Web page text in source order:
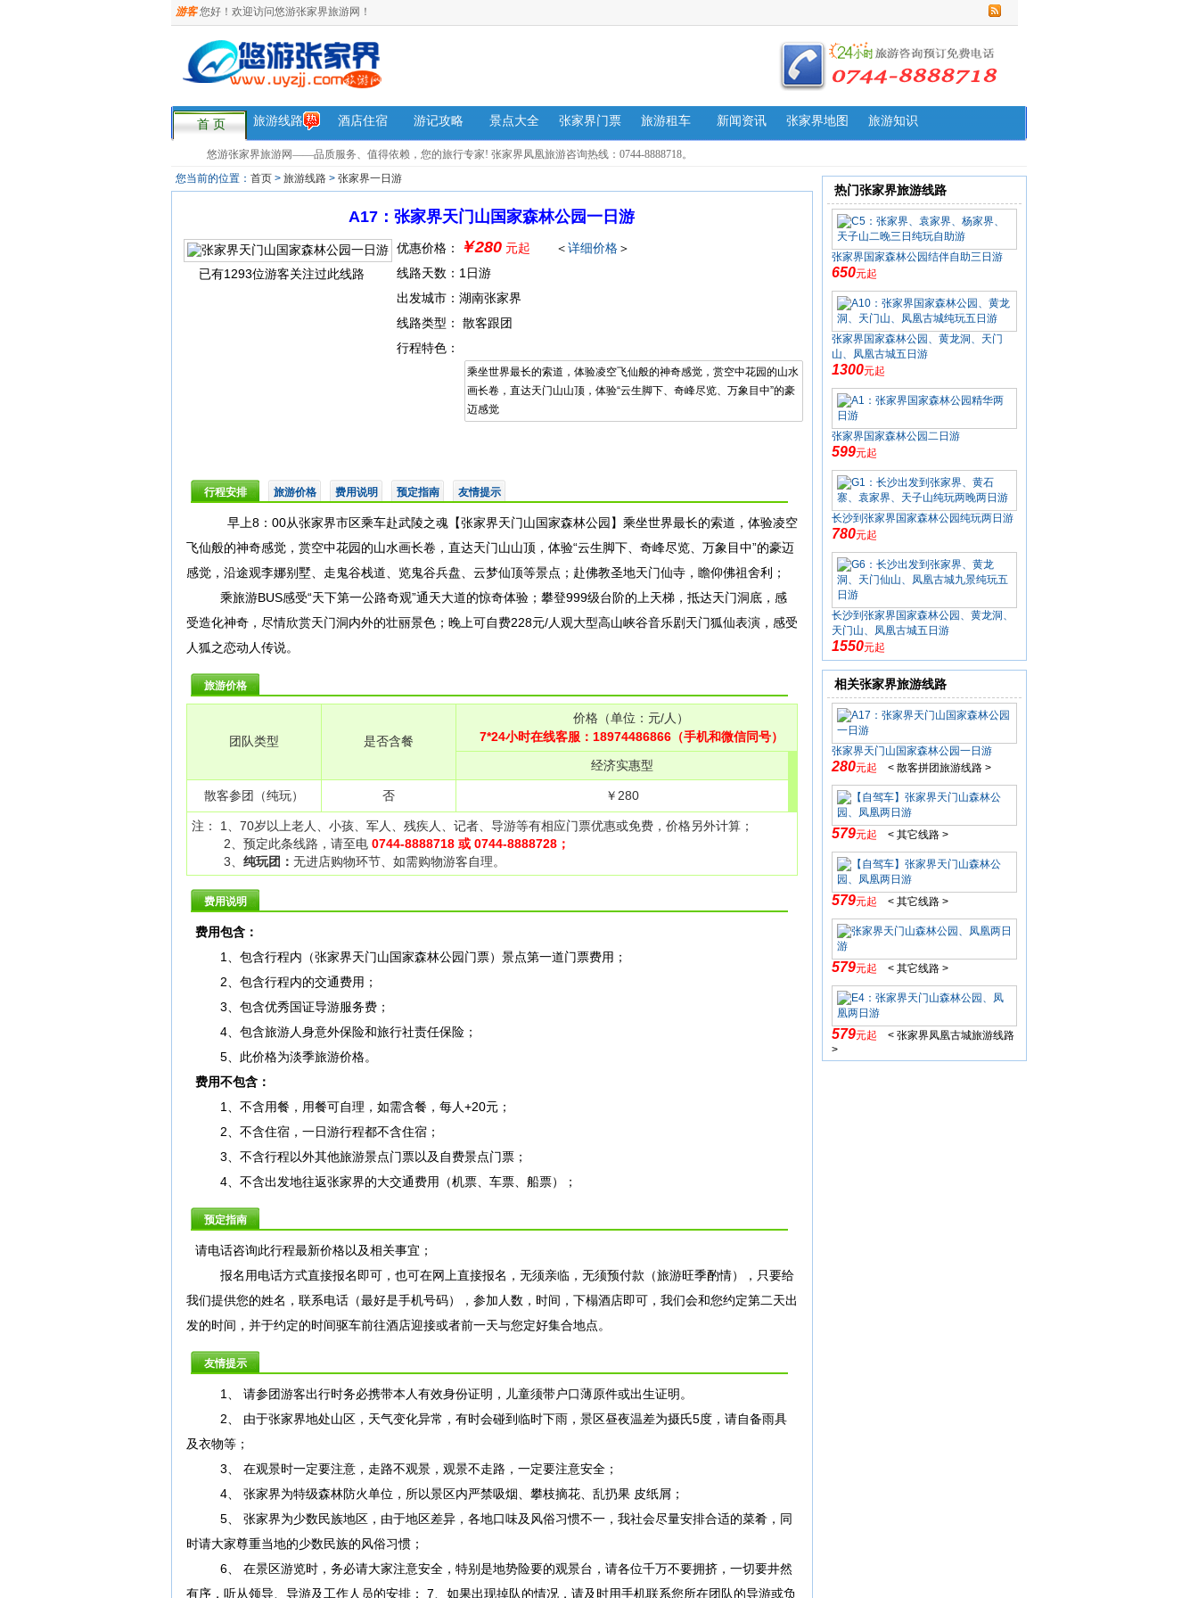
游客您好！欢迎访问悠游张家界旅游网！
首 页
悠游张家界旅游网——品质服务、值得依赖，您的旅行专家! 张家界凤凰旅游咨询热线：0744-8888718。
旅游线路 酒店住宿 游记攻略 景点大全 张家界门票 旅游租车 新闻资讯 张家界地图 旅游知识
您当前的位置： 首页 > 旅游线路 > 张家界一日游
A17：张家界天门山国家森林公园一日游
已有1293位游客关注过此线路
优惠价格： ￥280 元起 ＜详细价格＞
线路天数：1日游
出发城市：湖南张家界
线路类型： 散客跟团
行程特色：
乘坐世界最长的索道，体验凌空飞仙般的神奇感觉，赏空中花园的山水
画长卷，直达天门山山顶，体验“云生脚下、奇峰尽览、万象目中”的豪
迈感觉
行程安排 旅游价格 费用说明 预定指南 友情提示
早上8：00从张家界市区乘车赴武陵之魂【张家界天门山国家森林公园】乘坐世界最长的索道，体验凌空
飞仙般的神奇感觉，赏空中花园的山水画长卷，直达天门山山顶，体验“云生脚下、奇峰尽览、万象目中”的豪迈
感觉，沿途观李娜别墅、走鬼谷栈道、览鬼谷兵盘、云梦仙顶等景点；赴佛教圣地天门仙寺，瞻仰佛祖舍利；
乘旅游BUS感受“天下第一公路奇观”通天大道的惊奇体验；攀登999级台阶的上天梯，抵达天门洞底，感
受造化神奇，尽情欣赏天门洞内外的壮丽景色；晚上可自费228元/人观大型高山峡谷音乐剧天门狐仙表演，感受
人狐之恋动人传说。
旅游价格
团队类型 是否含餐
价格（单位：元/人）
7*24小时在线客服：18974486866（手机和微信同号）
经济实惠型
散客参团（纯玩） 否 ￥280
注： 1、70岁以上老人、小孩、军人、残疾人、记者、导游等有相应门票优惠或免费，价格另外计算；
2、预定此条线路，请至电 0744-8888718 或 0744-8888728；
3、 纯玩团： 无进店购物环节、如需购物游客自理。
费用说明
费用包含：
1、包含行程内（张家界天门山国家森林公园门票）景点第一道门票费用；
2、包含行程内的交通费用；
3、包含优秀国证导游服务费；
4、包含旅游人身意外保险和旅行社责任保险；
5、此价格为淡季旅游价格。
费用不包含：
1、不含用餐，用餐可自理，如需含餐，每人+20元；
2、不含住宿，一日游行程都不含住宿；
3、不含行程以外其他旅游景点门票以及自费景点门票；
4、不含出发地往返张家界的大交通费用（机票、车票、船票）；
预定指南
请电话咨询此行程最新价格以及相关事宜；
报名用电话方式直接报名即可，也可在网上直接报名，无须亲临，无须预付款（旅游旺季酌情），只要给
我们提供您的姓名，联系电话（最好是手机号码），参加人数，时间，下榻酒店即可，我们会和您约定第二天出
发的时间，并于约定的时间驱车前往酒店迎接或者前一天与您定好集合地点。
友情提示
1、 请参团游客出行时务必携带本人有效身份证明，儿童须带户口薄原件或出生证明。
2、 由于张家界地处山区，天气变化异常，有时会碰到临时下雨，景区昼夜温差为摄氏5度，请自备雨具
及衣物等；
3、 在观景时一定要注意，走路不观景，观景不走路，一定要注意安全；
4、 张家界为特级森林防火单位，所以景区内严禁吸烟、攀枝摘花、乱扔果 皮纸屑；
5、 张家界为少数民族地区，由于地区差异，各地口味及风俗习惯不一，我社会尽量安排合适的菜肴，同
时请大家尊重当地的少数民族的风俗习惯；
6、 在景区游览时，务必请大家注意安全，特别是地势险要的观景台，请各位千万不要拥挤，一切要井然
有序，听从领导、导游及工作人员的安排； 7、如果出现掉队的情况，请及时用手机联系您所在团队的导游或负
热门张家界旅游线路
张家界国家森林公园结伴自助三日游
650元起
张家界国家森林公园、黄龙洞、天门
山、凤凰古城五日游
1300元起
张家界国家森林公园二日游
599元起
长沙到张家界国家森林公园纯玩两日游
780元起
长沙到张家界国家森林公园、黄龙洞、
天门山、凤凰古城五日游
1550元起
相关张家界旅游线路
张家界天门山国家森林公园一日游
280元起 < 散客拼团旅游线路 >
579元起 < 其它线路 >
579元起 < 其它线路 >
579元起 < 其它线路 >
579元起 < 张家界凤凰古城旅游线路
>